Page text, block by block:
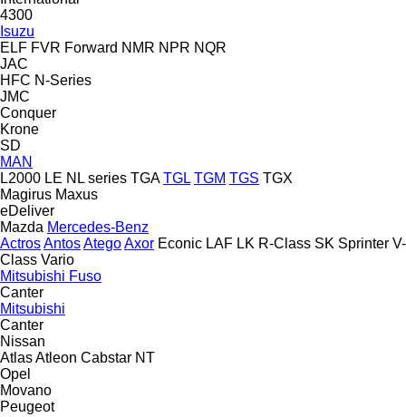
4300
Isuzu
ELF FVR Forward NMR NPR NQR
JAC
HFC N-Series
JMC
Conquer
Krone
SD
MAN
L2000 LE NL series TGA TGL TGM TGS TGX
Magirus Maxus
eDeliver
Mazda Mercedes-Benz
ActrosAntosAtegoAxor Econic LAF LK R-Class SK Sprinter V-
Class Vario
Mitsubishi Fuso
Canter
Mitsubishi
Canter
Nissan
AtlasAtleon Cabstar NT
Opel
Movano
Peugeot